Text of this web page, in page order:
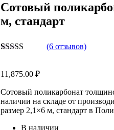
Сотовый
м, стандарт
основе
пользователей
(6отзывов)
11,875.00 ₽
Сотовый поликарбонат
наличии на складе от
размер 2,1×6 м, стандарт в
В наличии